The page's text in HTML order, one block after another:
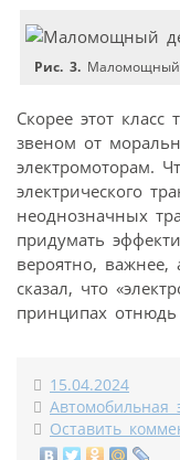
Рис. 3. Маломощный
Скорее этот
звеном от
электромоторам.
электрического
неоднозначных
придумать
вероятно, важнее,
сказал, что
принципах
15.04.2024
Автомобильная
Оставить